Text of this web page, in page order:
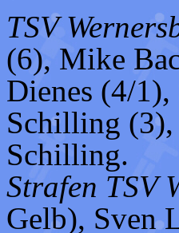
TSV
(6), Mike
Dienes (4/
Schilling (3),
Schilling.
Strafen TSV
Gelb), Sven